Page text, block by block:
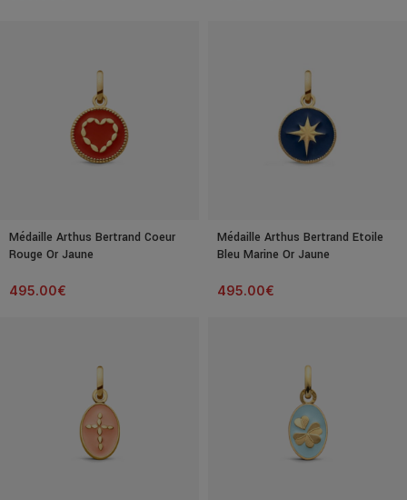
Médaille Arthus Bertrand Coeur
Rouge Or Jaune
495.00€
Médaille Arthus Bertrand Etoile
Bleu Marine Or Jaune
495.00€